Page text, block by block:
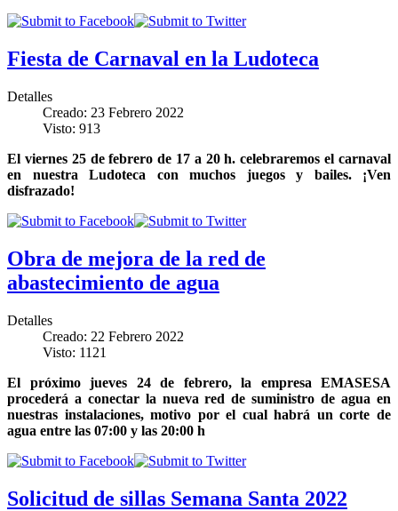
Fiesta de Carnaval en la Ludoteca
Detalles
Creado: 23 Febrero 2022
Visto: 913
El viernes 25 de febrero de 17 a 20 h. celebraremos el carnaval
en nuestra Ludoteca con muchos juegos y bailes. ¡Ven
disfrazado!
Obra de mejora de la red de
abastecimiento de agua
Detalles
Creado: 22 Febrero 2022
Visto: 1121
El próximo jueves 24 de febrero, la empresa EMASESA
procederá a conectar la nueva red de suministro de agua en
nuestras instalaciones, motivo por el cual habrá un corte de
agua entre las 07:00 y las 20:00 h
Solicitud de sillas Semana Santa 2022